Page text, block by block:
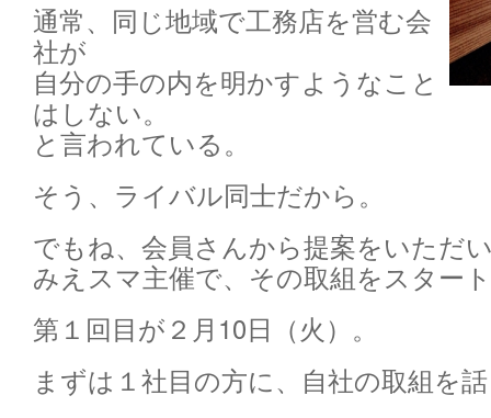
通常、同じ地域で工務店を営む会
社が
自分の手の内を明かすようなこと
はしない。
と言われている。
そう、ライバル同士だから。
でもね、会員さんから提案をいただ
みえスマ主催で、その取組をスター
第１回目が２月10日（火）。
まずは１社目の方に、自社の取組を